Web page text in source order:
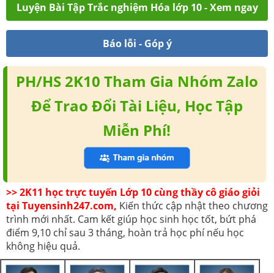
Luyện Bài Tập Trắc nghiệm Hóa lớp 10 - Xem ngay
Báo lỗi - Góp ý
PH/HS 2K10 Tham Gia Nhóm Zalo
Để Trao Đổi Tài Liệu, Học Tập
Miễn Phí!
>> 2K11 học trực tuyến Lớp 10 cùng thầy cô giáo giỏi
tại Tuyensinh247.com, Kiến thức cập nhật theo chương
trình mới nhất. Cam kết giúp học sinh học tốt, bứt phá
điểm 9,10 chỉ sau 3 tháng, hoàn trả học phí nếu học
không hiệu quả.